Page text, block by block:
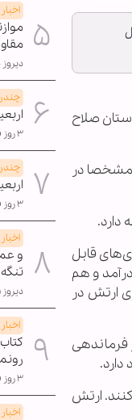
صلاح
مشخصا در
قابل
و هم
ارتش در
کنند. ارتش
دیروز ۱۶:۳۰
۳ روز قبل
۳ روز قبل
و
دیروز ۱۳:۵۵
۳ روز قبل